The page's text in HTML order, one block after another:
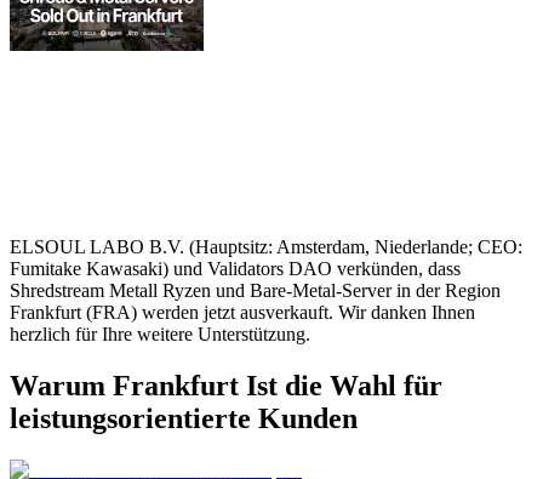
ELSOUL LABO B.V. (Hauptsitz: Amsterdam, Niederlande; CEO:
Fumitake Kawasaki) und Validators DAO verkünden, dass
Shredstream Metall Ryzen und Bare-Metal-Server in der Region
Frankfurt (FRA) werden jetzt ausverkauft. Wir danken Ihnen
herzlich für Ihre weitere Unterstützung.
Warum Frankfurt Ist die Wahl für
leistungsorientierte Kunden